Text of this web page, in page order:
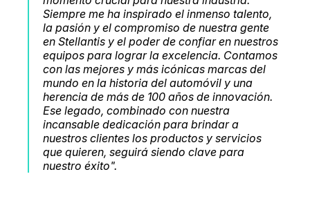
Siempre me ha inspirado el inmenso talento,
la pasión y el compromiso de nuestra gente
en Stellantis y el poder de confiar en nuestros
equipos para lograr la excelencia. Contamos
con las mejores y más icónicas marcas del
mundo en la historia del automóvil y una
herencia de más de 100 años de innovación.
Ese legado, combinado con nuestra
incansable dedicación para brindar a
nuestros clientes los productos y servicios
que quieren, seguirá siendo clave para
nuestro éxito".